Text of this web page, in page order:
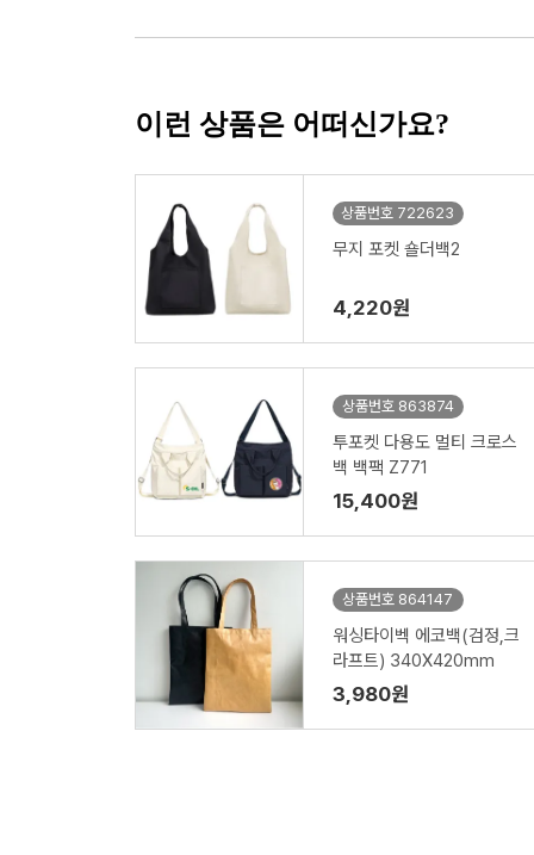
이런 상품은 어떠신가요?
상품번호 722623
무지 포켓 숄더백2
4,220원
상품번호 863874
투포켓 다용도 멀티 크로스
백 백팩 Z771
15,400원
상품번호 864147
워싱타이벡 에코백(검정,크
라프트) 340X420mm
3,980원